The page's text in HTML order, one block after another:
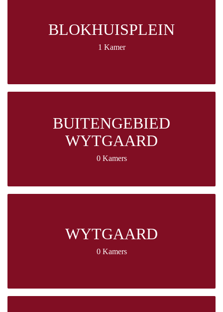
BLOKHUISPLEIN
1 Kamer
BUITENGEBIED
WYTGAARD
0 Kamers
WYTGAARD
0 Kamers